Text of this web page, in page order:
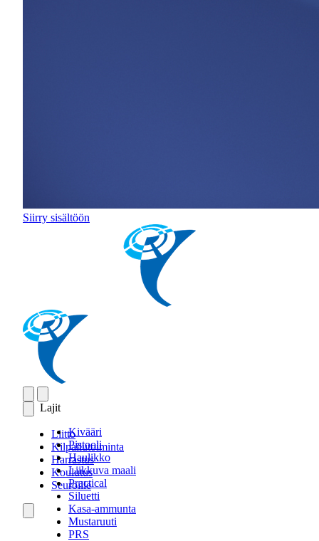
Siirry sisältöön
Lajit
Kivääri
Pistooli
Haulikko
Liikkuva maali
Practical
Siluetti
Kasa-ammunta
Mustaruuti
PRS
Liitto
Kilpailutoiminta
Harrastus
Koulutus
Seuroille